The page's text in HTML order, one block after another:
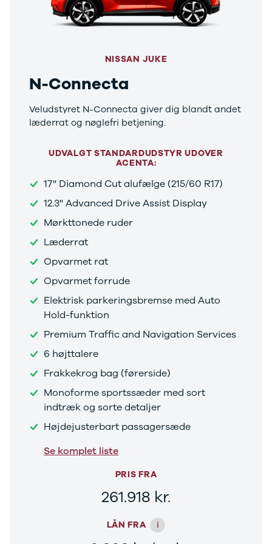
Århus
Jylland
Se alle biler
Vis alle
brugte biler
Vis alle
brugte
guide
Sådan
foregår
Biler til
værksted
Tjekliste til
Kontakt os
Lån til bilen
Webshop
bil
DemobilerFå
ny bilSe det
store udvalg
af demobiler
Hus
NISSAN JUKE
N-Connecta
Veludstyret N-Connecta giver dig blandt andet
læderrat og nøglefri betjening.
UDVALGT STANDARDUDSTYR UDOVER
ACENTA:
17'' Diamond Cut alufælge (215/60 R17)
12.3'' Advanced Drive Assist Display
Mørkttonede ruder
Læderrat
Opvarmet rat
Opvarmet forrude
Elektrisk parkeringsbremse med Auto
Hold-funktion
Premium Traffic and Navigation Services
6 højttalere
Frakkekrog bag (førerside)
Monoforme sportssæder med sort
indtræk og sorte detaljer
Højdejusterbart passagersæde
Se komplet liste
PRIS FRA
261.918 kr.
LÅN FRA i